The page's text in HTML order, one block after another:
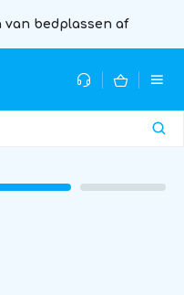
van bedplassen af